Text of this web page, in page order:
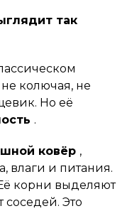
так
колючая, не
Но её
.
ковёр ,
влаги и питания.
корни выделяют
Это